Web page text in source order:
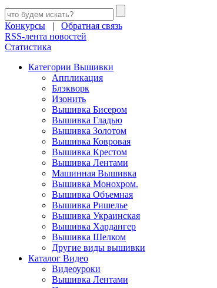
Конкурсы | Обратная связь
RSS-лента новостей
Статистика
Категории Вышивки
Аппликация
Блэкворк
Изонить
Вышивка Бисером
Вышивка Гладью
Вышивка Золотом
Вышивка Ковровая
Вышивка Крестом
Вышивка Лентами
Машинная Вышивка
Вышивка Монохром.
Вышивка Объемная
Вышивка Ришелье
Вышивка Украинская
Вышивка Хардангер
Вышивка Шелком
Другие виды вышивки
Каталог Видео
Видеоуроки
Вышивка Лентами